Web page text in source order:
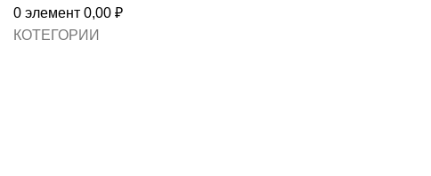
0 элемент 0,00 ₽
КОТЕГОРИИ